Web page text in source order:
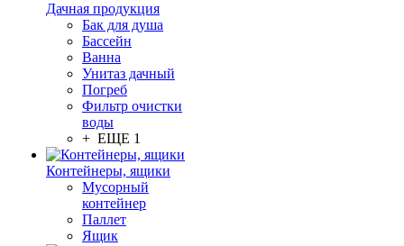
Дачная продукция
Бак для душа
Бассейн
Ванна
Унитаз дачный
Погреб
Фильтр очистки
воды
+ ЕЩЕ 1
Контейнеры, ящики
Мусорный
контейнер
Паллет
Ящик